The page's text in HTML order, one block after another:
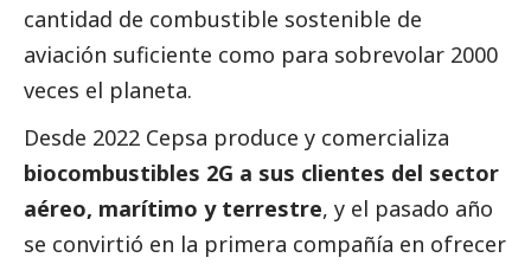
cantidad de combustible sostenible de
aviación suficiente como para sobrevolar 2000
veces el planeta.
Desde 2022 Cepsa produce y comercializa
biocombustibles 2G a sus clientes del sector
aéreo, marítimo y terrestre, y el pasado año
se convirtió en la primera compañía en ofrecer